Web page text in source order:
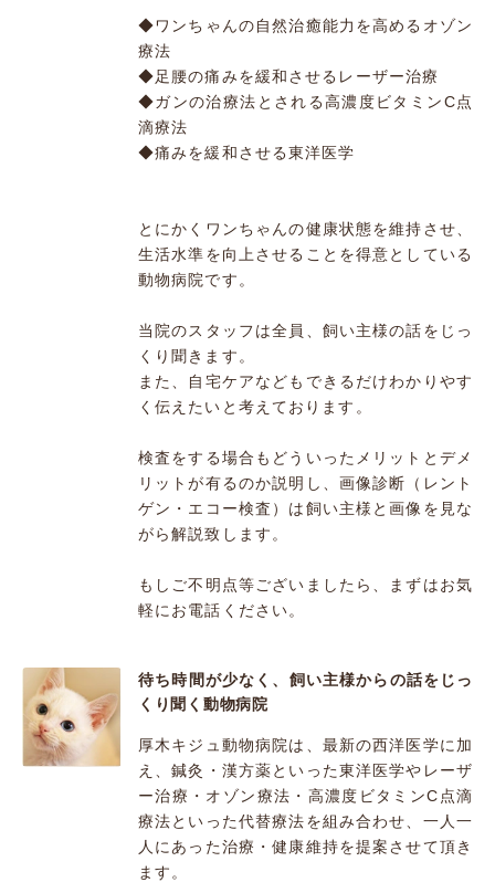
◆ワンちゃんの自然治癒能力を高めるオゾン
療法
◆足腰の痛みを緩和させるレーザー治療
◆ガンの治療法とされる高濃度ビタミンC点
滴療法
◆痛みを緩和させる東洋医学
とにかくワンちゃんの健康状態を維持させ、
生活水準を向上させることを得意としている
動物病院です。
当院のスタッフは全員、飼い主様の話をじっ
くり聞きます。
また、自宅ケアなどもできるだけわかりやす
く伝えたいと考えております。
検査をする場合もどういったメリットとデメ
リットが有るのか説明し、画像診断（レント
ゲン・エコー検査）は飼い主様と画像を見な
がら解説致します。
もしご不明点等ございましたら、まずはお気
軽にお電話ください。
待ち時間が少なく、飼い主様からの話をじっ
くり聞く動物病院
厚木キジュ動物病院は、最新の西洋医学に加
え、鍼灸・漢方薬といった東洋医学やレーザ
ー治療・オゾン療法・高濃度ビタミンC点滴
療法といった代替療法を組み合わせ、一人一
人にあった治療・健康維持を提案させて頂き
ます。